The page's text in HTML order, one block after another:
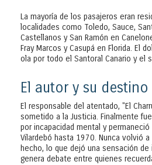
La mayoría de los pasajeros eran
localidades como Toledo, Sauce,
Castellanos y San Ramón en
Fray Marcos y Casupá en Florida. El
ola por todo el Santoral Canario y el
El autor y su destino
El responsable del atentado, "El
sometido a la Justicia. Finalmente
por incapacidad mental y
Vilardebó hasta 1970. Nunca volvió
hecho, lo que dejó una sensación de
genera debate entre quienes